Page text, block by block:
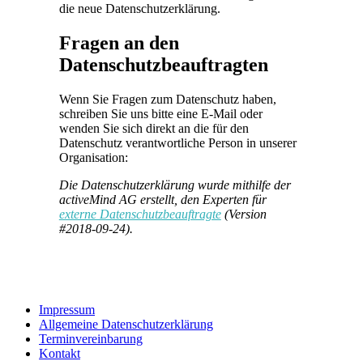
die neue Datenschutzerklärung.
Fragen an den
Datenschutzbeauftragten
Wenn Sie Fragen zum Datenschutz haben,
schreiben Sie uns bitte eine E-Mail oder
wenden Sie sich direkt an die für den
Datenschutz verantwortliche Person in unserer
Organisation:
Die Datenschutzerklärung wurde mithilfe der
activeMind AG erstellt, den Experten für
externe Datenschutzbeauftragte(Version
#2018-09-24).
Impressum
Allgemeine Datenschutzerklärung
Terminvereinbarung
Kontakt